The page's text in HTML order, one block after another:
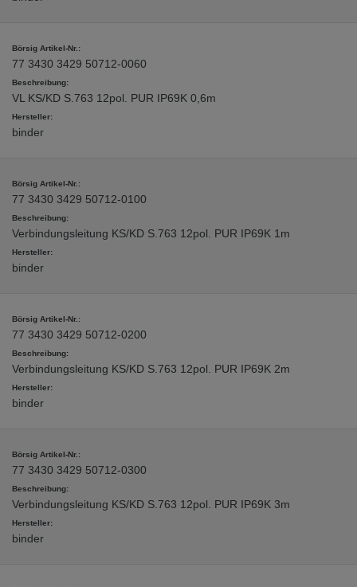
77 3430 3429 50712-0060
VL KS/KD S.763 12pol. PUR IP69K 0,6m
binder
77 3430 3429 50712-0100
Verbindungsleitung KS/KD S.763 12pol. PUR IP69K 1m
binder
77 3430 3429 50712-0200
Verbindungsleitung KS/KD S.763 12pol. PUR IP69K 2m
binder
77 3430 3429 50712-0300
Verbindungsleitung KS/KD S.763 12pol. PUR IP69K 3m
binder